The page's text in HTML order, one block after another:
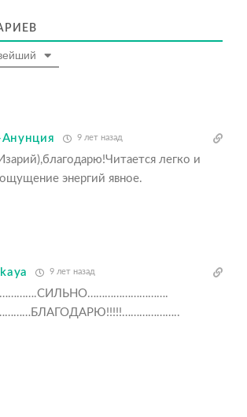
9 лет назад
легко и
ощущение энергий явное.
9 лет назад